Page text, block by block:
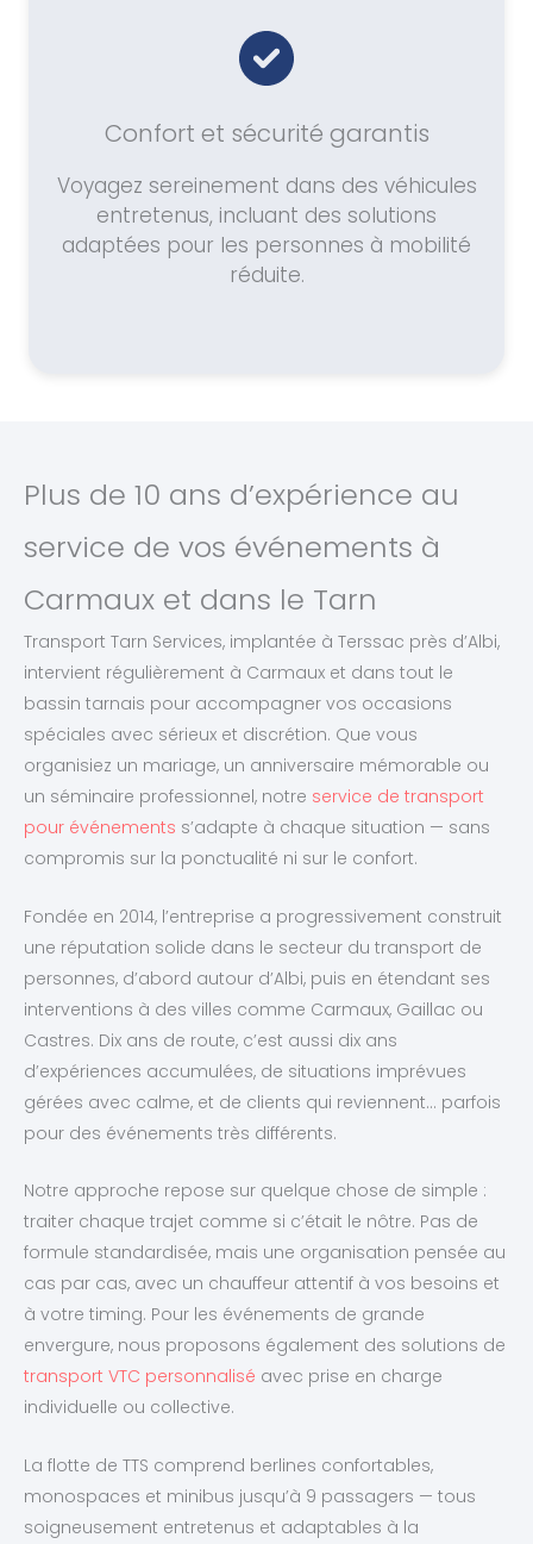
Confort et sécurité garantis
Voyagez sereinement dans des véhicules
entretenus, incluant des solutions
adaptées pour les personnes à mobilité
réduite.
Plus de 10 ans d’expérience au
service de vos événements à
Carmaux et dans le Tarn
Transport Tarn Services, implantée à Terssac près d’Albi,
intervient régulièrement à Carmaux et dans tout le
bassin tarnais pour accompagner vos occasions
spéciales avec sérieux et discrétion. Que vous
organisiez un mariage, un anniversaire mémorable ou
un séminaire professionnel, notre service de transport
pour événements s’adapte à chaque situation — sans
compromis sur la ponctualité ni sur le confort.
Fondée en 2014, l’entreprise a progressivement construit
une réputation solide dans le secteur du transport de
personnes, d’abord autour d’Albi, puis en étendant ses
interventions à des villes comme Carmaux, Gaillac ou
Castres. Dix ans de route, c’est aussi dix ans
d’expériences accumulées, de situations imprévues
gérées avec calme, et de clients qui reviennent… parfois
pour des événements très différents.
Notre approche repose sur quelque chose de simple :
traiter chaque trajet comme si c’était le nôtre. Pas de
formule standardisée, mais une organisation pensée au
cas par cas, avec un chauffeur attentif à vos besoins et
à votre timing. Pour les événements de grande
envergure, nous proposons également des solutions de
transport VTC personnalisé avec prise en charge
individuelle ou collective.
La flotte de TTS comprend berlines confortables,
monospaces et minibus jusqu’à 9 passagers — tous
soigneusement entretenus et adaptables à la